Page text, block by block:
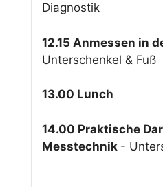
Diagnostik
12.15 Anmessen in
Unterschenkel & Fuß
13.00 Lunch
14.00 Praktische
Messtechnik -